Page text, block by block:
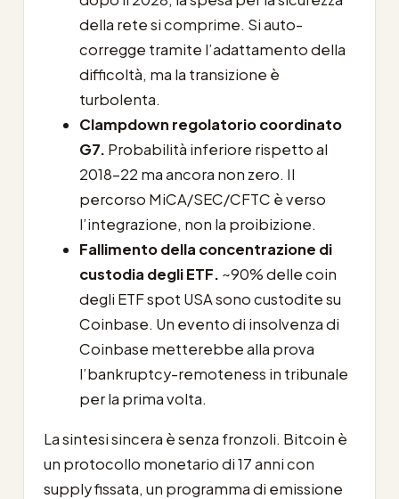
della rete si comprime. Si auto-
corregge tramite l’adattamento della
difficoltà, ma la transizione è
turbolenta.
Clampdown regolatorio coordinato
G7. Probabilità inferiore rispetto al
2018-22 ma ancora non zero. Il
percorso MiCA/SEC/CFTC è verso
l’integrazione, non la proibizione.
Fallimento della concentrazione di
custodia degli ETF. ~90% delle coin
degli ETF spot USA sono custodite su
Coinbase. Un evento di insolvenza di
Coinbase metterebbe alla prova
l’bankruptcy-remoteness in tribunale
per la prima volta.
La sintesi sincera è senza fronzoli. Bitcoin è
un protocollo monetario di 17 anni con
supply fissata, un programma di emissione